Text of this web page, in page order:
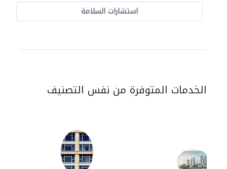
استشارات السلامة
الخدمات المتوفرة من نفس التصنيف